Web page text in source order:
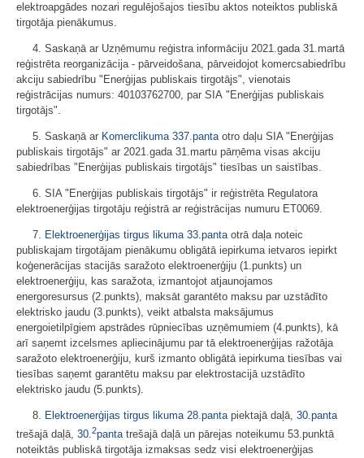
elektroapgādes nozari regulējošajos tiesību aktos noteiktos publiskā
tirgotāja pienākumus.
4. Saskaņā ar Uzņēmumu reģistra informāciju 2021.gada 31.martā
reģistrēta reorganizācija - pārveidošana, pārveidojot komercsabiedrību
akciju sabiedrību "Enerģijas publiskais tirgotājs", vienotais
reģistrācijas numurs: 40103762700, par SIA "Enerģijas publiskais
tirgotājs".
5. Saskaņā ar Komerclikuma 337.pantaotro daļu SIA "Enerģijas
publiskais tirgotājs" ar 2021.gada 31.martu pārņēma visas akciju
sabiedrības "Enerģijas publiskais tirgotājs" tiesības un saistības.
6. SIA "Enerģijas publiskais tirgotājs" ir reģistrēta Regulatora
elektroenerģijas tirgotāju reģistrā ar reģistrācijas numuru ET0069.
7. Elektroenerģijas tirgus likuma 33.pantaotrā daļa noteic
publiskajam tirgotājam pienākumu obligātā iepirkuma ietvaros iepirkt
koģenerācijas stacijās saražoto elektroenerģiju (1.punkts) un
elektroenerģiju, kas saražota, izmantojot atjaunojamos
energoresursus (2.punkts), maksāt garantēto maksu par uzstādīto
elektrisko jaudu (3.punkts), veikt atbalsta maksājumus
energoietilpīgiem apstrādes rūpniecības uzņēmumiem (4.punkts), kā
arī saņemt izcelsmes apliecinājumu par tā elektroenerģijas ražotāja
saražoto elektroenerģiju, kurš izmanto obligātā iepirkuma tiesības vai
tiesības saņemt garantētu maksu par elektrostacijā uzstādīto
elektrisko jaudu (5.punkts).
8. Elektroenerģijas tirgus likuma 28.pantapiektajā daļā, 30.panta
trešajā daļā, 30.2pantatrešajā daļā un pārejas noteikumu 53.punktā
noteiktās publiskā tirgotāja izmaksas sedz visi elektroenerģijas